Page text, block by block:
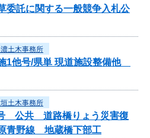
託に関する一般競争入札公
土木事務所
1他号/県単 現道施設整備他
土木事務所
公共 道路橋りょう災害復
青野線 地蔵橋下部工